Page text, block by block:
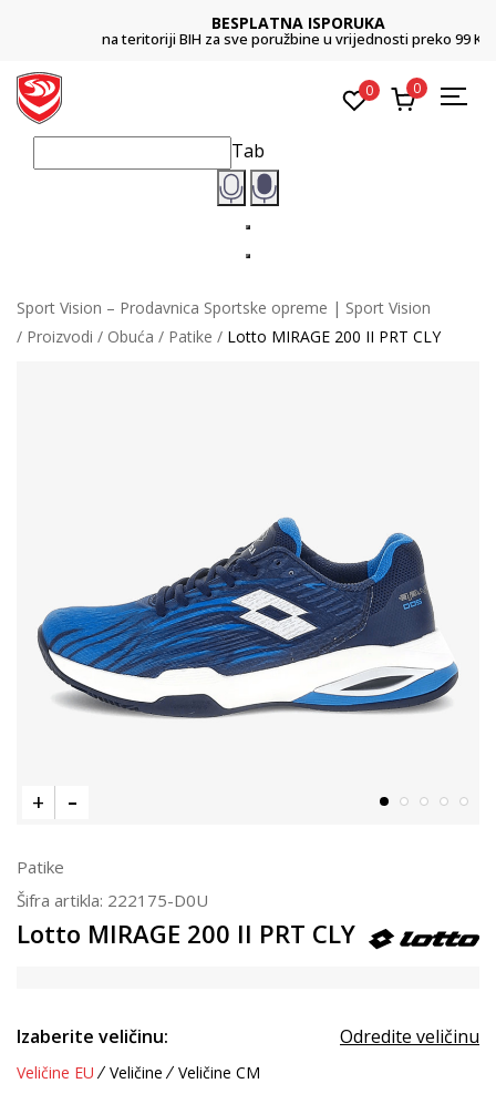
BESPLATNA ISPORUKA
na teritoriji BIH za sve poružbine u vrijednosti preko 99 KM
0 0
Tab
Sport Vision – Prodavnica Sportske opreme | Sport Vision
Proizvodi
Obuća Patike Lotto MIRAGE 200 II PRT CLY
Patike
Šifra artikla: 222175-D0U
Lotto MIRAGE 200 II PRT CLY
Izaberite veličinu: Odredite veličinu
Veličine EU Veličine Veličine CM